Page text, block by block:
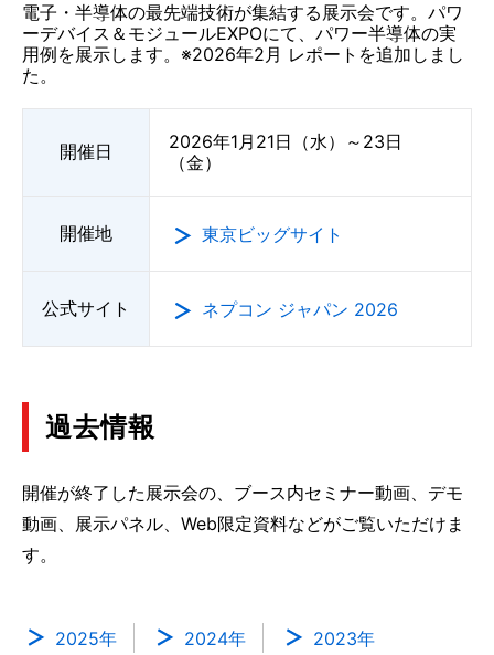
電子・半導体の最先端技術が集結する展示会です。パワ
ーデバイス＆モジュールEXPOにて、パワー半導体の実
用例を展示します。※2026年2月 レポートを追加しまし
た。
開催日
2026年1月21日（水）～23日
（金）
開催地 東京ビッグサイト
公式サイト ネプコン ジャパン 2026
過去情報
開催が終了した展示会の、ブース内セミナー動画、デモ
動画、展示パネル、Web限定資料などがご覧いただけま
す。
2025年 2024年 2023年